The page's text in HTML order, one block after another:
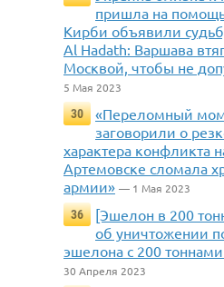
пришла на
Кирби объявили
Al Hadath: Варшава
Москвой, чтобы не
5 Мая 2023
30
«Переломный
заговорили о
характера конфликта
Артемовске сломала
армии» — 1 Мая 2023
36
[Эшелон в 200
об уничтожении
эшелона с 200
30 Апреля 2023